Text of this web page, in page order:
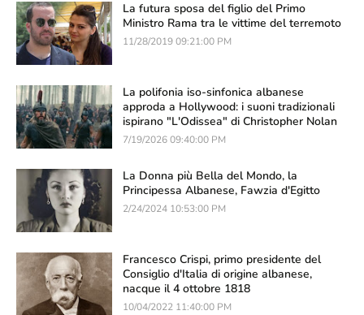
La futura sposa del figlio del Primo
Ministro Rama tra le vittime del terremoto
11/28/2019 09:21:00 PM
La polifonia iso-sinfonica albanese
approda a Hollywood: i suoni tradizionali
ispirano "L'Odissea" di Christopher Nolan
7/19/2026 09:40:00 PM
La Donna più Bella del Mondo, la
Principessa Albanese, Fawzia d'Egitto
2/24/2024 10:53:00 PM
Francesco Crispi, primo presidente del
Consiglio d'Italia di origine albanese,
nacque il 4 ottobre 1818
10/04/2022 11:40:00 PM